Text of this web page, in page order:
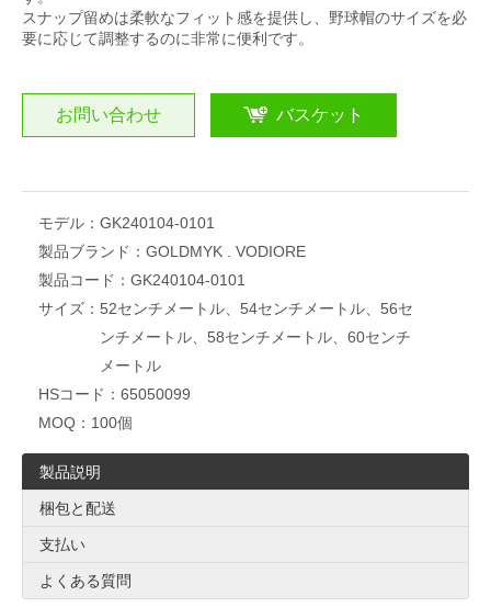
スナップ留めは柔軟なフィット感を提供し、野球帽のサイズを必
要に応じて調整するのに非常に便利です。
お問い合わせ バスケット
モデル： GK240104-0101
製品ブランド： GOLDMYK . VODIORE
製品コード： GK240104-0101
サイズ： 52センチメートル、54センチメートル、56セ
ンチメートル、58センチメートル、60センチ
メートル
HSコード： 65050099
MOQ： 100個
製品説明
梱包と配送
支払い
よくある質問